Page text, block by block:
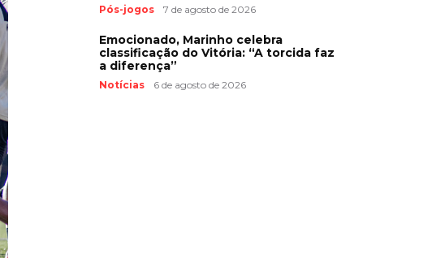
Pós-jogos 7 de agosto de 2026
Emocionado, Marinho celebra
classificação do Vitória: “A torcida faz
a diferença”
Notícias 6 de agosto de 2026